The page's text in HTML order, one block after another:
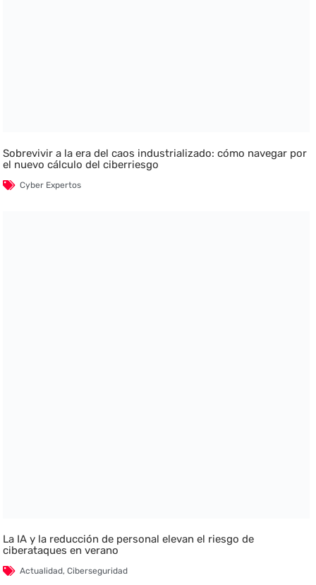
Sobrevivir a la era del caos industrializado: cómo navegar por
el nuevo cálculo del ciberriesgo
Cyber Expertos
La IA y la reducción de personal elevan el riesgo de
ciberataques en verano
Actualidad,Ciberseguridad